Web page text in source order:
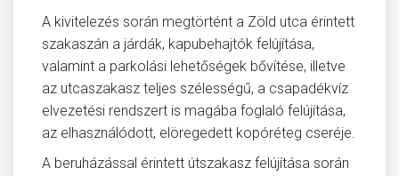
A kivitelezés során megtörtént a Zöld utca érintett
szakaszán a járdák, kapubehajtók felújítása,
valamint a parkolási lehetőségek bővítése, illetve
az utcaszakasz teljes szélességű, a csapadékvíz
elvezetési rendszert is magába foglaló felújítása,
az elhasználódott, elöregedett kopóréteg cseréje.
A beruházással érintett útszakasz felújítása során